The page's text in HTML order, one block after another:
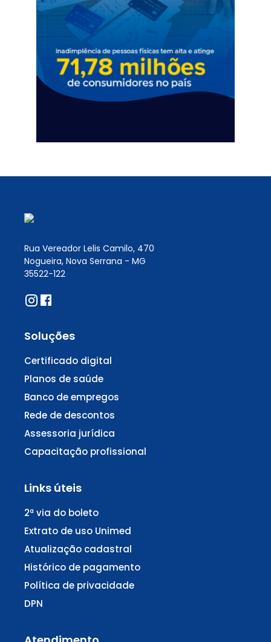
Rua Vereador Lelis Camilo, 470
Nogueira, Nova Serrana - MG
35522-122
Soluções
Certificado digital
Planos de saúde
Banco de empregos
Rede de descontos
Assessoria jurídica
Capacitação profissional
Links úteis
2ª via do boleto
Extrato de uso Unimed
Atualização cadastral
Histórico de pagamento
Política de privacidade
DPN